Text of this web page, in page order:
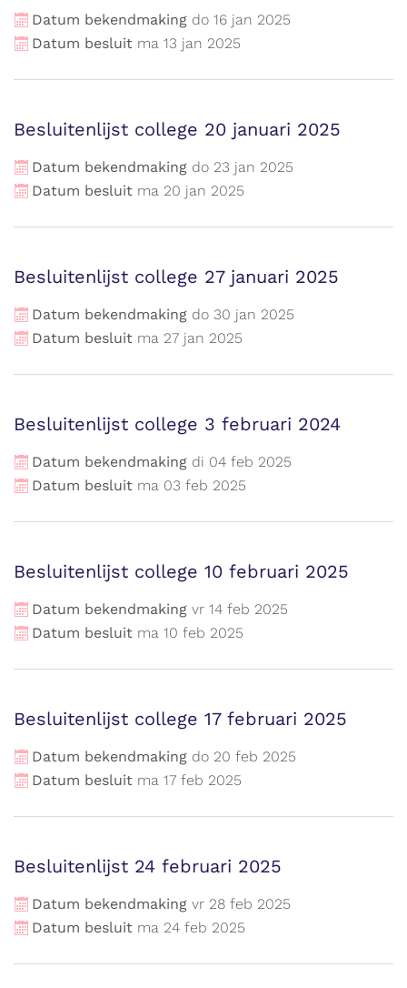
Datum bekendmaking do 16 jan 2025
Datum besluit ma 13 jan 2025
Besluitenlijst college 20 januari 2025
Datum bekendmaking do 23 jan 2025
Datum besluit ma 20 jan 2025
Besluitenlijst college 27 januari 2025
Datum bekendmaking do 30 jan 2025
Datum besluit ma 27 jan 2025
Besluitenlijst college 3 februari 2024
Datum bekendmaking di 04 feb 2025
Datum besluit ma 03 feb 2025
Besluitenlijst college 10 februari 2025
Datum bekendmaking vr 14 feb 2025
Datum besluit ma 10 feb 2025
Besluitenlijst college 17 februari 2025
Datum bekendmaking do 20 feb 2025
Datum besluit ma 17 feb 2025
Besluitenlijst 24 februari 2025
Datum bekendmaking vr 28 feb 2025
Datum besluit ma 24 feb 2025